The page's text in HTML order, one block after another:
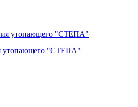
утопающего "СТЕПА"